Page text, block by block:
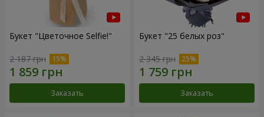
Букет "Цветочное Selfie!"
2 187 грн
Заказать
Букет "25 белых роз"
2 345 грн
Заказать